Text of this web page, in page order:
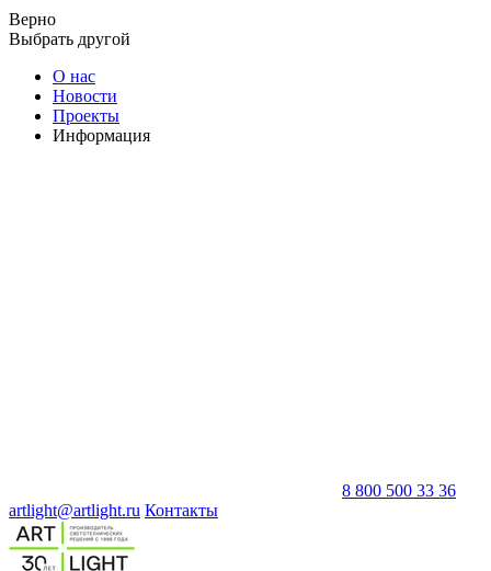
Верно
Выбрать другой
О нас
Новости
Проекты
Информация
8 800 500 33 36
artlight@artlight.ru Контакты